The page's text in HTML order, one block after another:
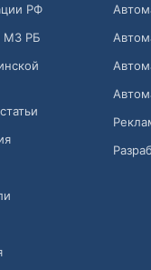
РФ
МЗ РБ